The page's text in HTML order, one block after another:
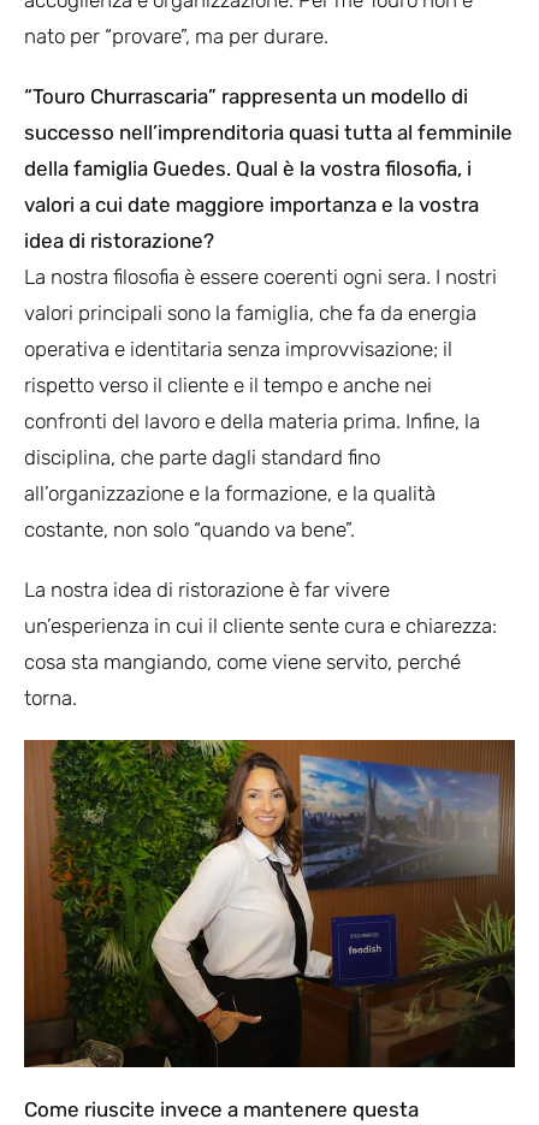
nato per “provare”, ma per durare.
“Touro Churrascaria” rappresenta un modello di
successo nell’imprenditoria quasi tutta al femminile
della famiglia Guedes. Qual è la vostra filosofia, i
valori a cui date maggiore importanza e la vostra
idea di ristorazione?
La nostra filosofia è essere coerenti ogni sera. I nostri
valori principali sono la famiglia, che fa da energia
operativa e identitaria senza improvvisazione; il
rispetto verso il cliente e il tempo e anche nei
confronti del lavoro e della materia prima. Infine, la
disciplina, che parte dagli standard fino
all’organizzazione e la formazione, e la qualità
costante, non solo “quando va bene”.
La nostra idea di ristorazione è far vivere
un’esperienza in cui il cliente sente cura e chiarezza:
cosa sta mangiando, come viene servito, perché
torna.
Come riuscite invece a mantenere questa